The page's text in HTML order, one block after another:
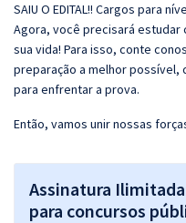
SAIU O EDITAL!! Cargos para
Agora, você precisará estudar
sua vida! Para isso, conte
preparação a melhor possível,
para enfrentar a prova.
Então, vamos unir nossas
Assinatura
para concursos